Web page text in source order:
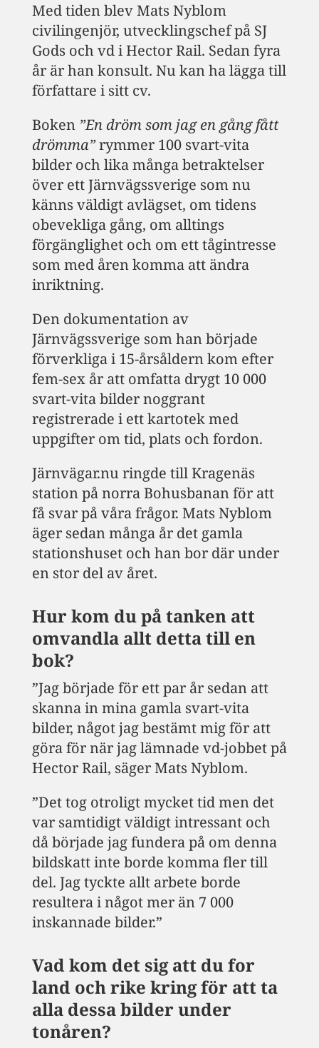
Med tiden blev Mats Nyblom
civilingenjör, utvecklingschef på SJ
Gods och vd i Hector Rail. Sedan fyra
år är han konsult. Nu kan ha lägga till
författare i sitt cv.
Boken ”En dröm som jag en gång fått
drömma”rymmer 100 svart-vita
bilder och lika många betraktelser
över ett Järnvägssverige som nu
känns väldigt avlägset, om tidens
obevekliga gång, om alltings
förgänglighet och om ett tågintresse
som med åren komma att ändra
inriktning.
Den dokumentation av
Järnvägssverige som han började
förverkliga i 15-årsåldern kom efter
fem-sex år att omfatta drygt 10 000
svart-vita bilder noggrant
registrerade i ett kartotek med
uppgifter om tid, plats och fordon.
Järnvägar.nu ringde till Kragenäs
station på norra Bohusbanan för att
få svar på våra frågor. Mats Nyblom
äger sedan många år det gamla
stationshuset och han bor där under
en stor del av året.
Hur kom du på tanken att
omvandla allt detta till en
bok?
”Jag började för ett par år sedan att
skanna in mina gamla svart-vita
bilder, något jag bestämt mig för att
göra för när jag lämnade vd-jobbet på
Hector Rail, säger Mats Nyblom.
”Det tog otroligt mycket tid men det
var samtidigt väldigt intressant och
då började jag fundera på om denna
bildskatt inte borde komma fler till
del. Jag tyckte allt arbete borde
resultera i något mer än 7 000
inskannade bilder.”
Vad kom det sig att du for
land och rike kring för att ta
alla dessa bilder under
tonåren?